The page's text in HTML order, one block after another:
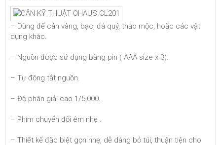
– Dùng để cân vàng, bạc, đá quý, thảo mộc, hoặc các vật
dụng khác.
– Nguồn được sử dụng bằng pin ( AAA size x 3).
– Tự động tắt nguồn.
– Độ phân giải cao 1/5,000.
– Phím chuyển đổi êm nhẹ .
– Thiết kế đặc biệt gọn nhẹ, dễ dàng bỏ túi, thuận tiện cho